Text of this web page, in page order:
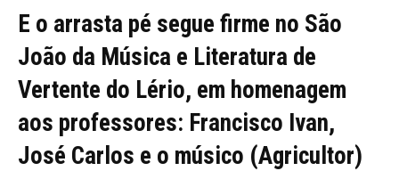
E o arrasta pé segue firme no São
João da Música e Literatura de
Vertente do Lério, em homenagem
aos professores: Francisco Ivan,
José Carlos e o músico (Agricultor)